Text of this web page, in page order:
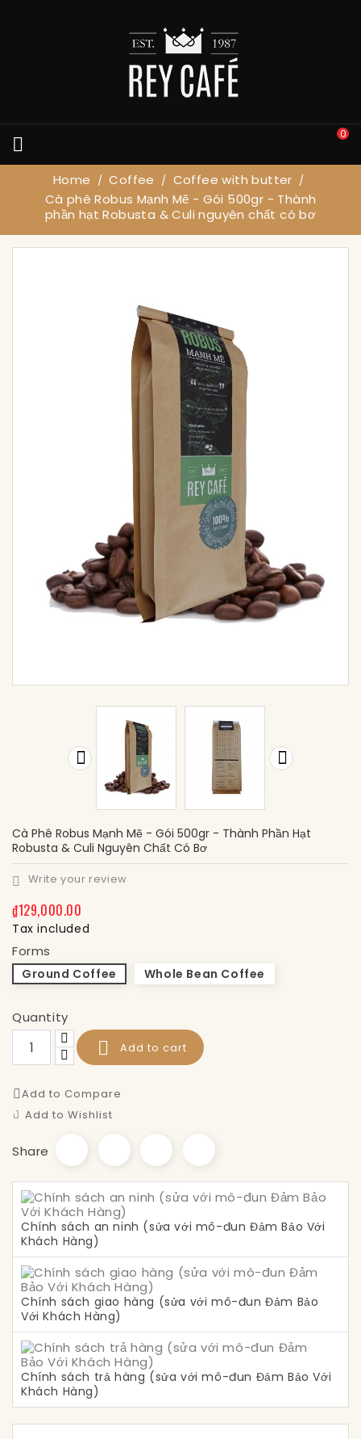

0
Home Coffee
Coffee with butter
Cà phê Robus Mạnh Mẽ - Gói 500gr - Thành
phần hạt Robusta & Culi nguyên chất có bơ
 
Cà Phê Robus Mạnh Mẽ - Gói 500gr - Thành Phần Hạt
Robusta & Culi Nguyên Chất Có Bơ
 Write your review
₫129,000.00
Tax included
Forms
Ground Coffee Whole Bean Coffee
Quantity
 Add to cart
Add to Compare
Add to Wishlist
Share
Chính sách an ninh (sửa với mô-đun Đảm Bảo Với
Khách Hàng)
Chính sách giao hàng (sửa với mô-đun Đảm Bảo
Với Khách Hàng)
Chính sách trả hàng (sửa với mô-đun Đảm Bảo Với
Khách Hàng)